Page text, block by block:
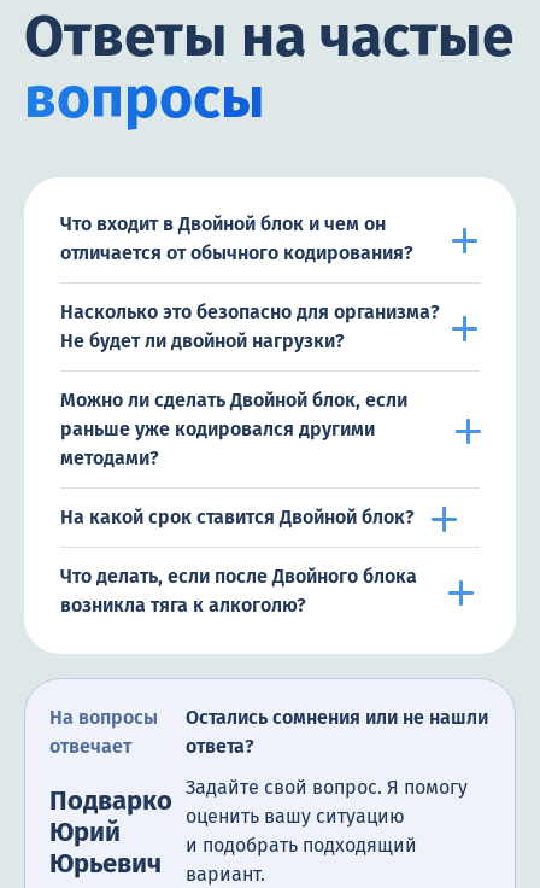
Ответы на частые
вопросы
Что входит в Двойной блок и чем он
отличается от обычного кодирования?
Насколько это безопасно для организма?
Не будет ли двойной нагрузки?
Можно ли сделать Двойной блок, если
раньше уже кодировался другими
методами?
На какой срок ставится Двойной блок?
Что делать, если после Двойного блока
возникла тяга к алкоголю?
На вопросы
отвечает
Подварко
Юрий
Юрьевич
Остались сомнения или не нашли
ответа?
Задайте свой вопрос. Я помогу
оценить вашу ситуацию
и подобрать подходящий
вариант.